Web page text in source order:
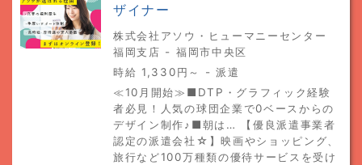
ザイナー
株式会社アソウ・ヒューマニーセンター
福岡支店 - 福岡市中央区
時給 1,330円～ - 派遣
≪10月開始≫■DTP・グラフィック経験
者必見！人気の球団企業で0ベースからの
デザイン制作♪■朝は… 【優良派遣事業者
認定の派遣会社☆】映画やショッピング、
旅行など100万種類の優待サービスを受け